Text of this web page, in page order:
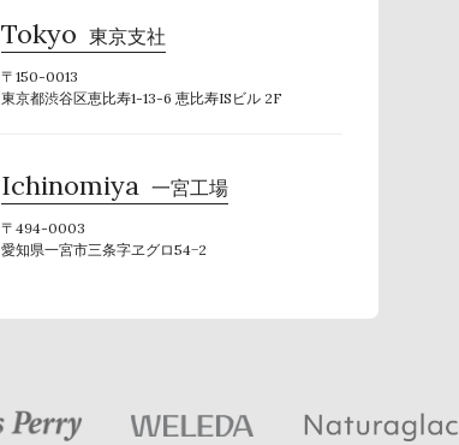
Tokyo 東京支社
〒150-0013
東京都渋谷区恵比寿1-13-6 恵比寿ISビル 2F
Ichinomiya 一宮工場
〒494-0003
愛知県一宮市三条字ヱグロ54−2